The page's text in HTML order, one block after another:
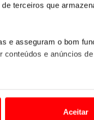
terceiros que
e asseguram o bom
e anúncios
Aceitar